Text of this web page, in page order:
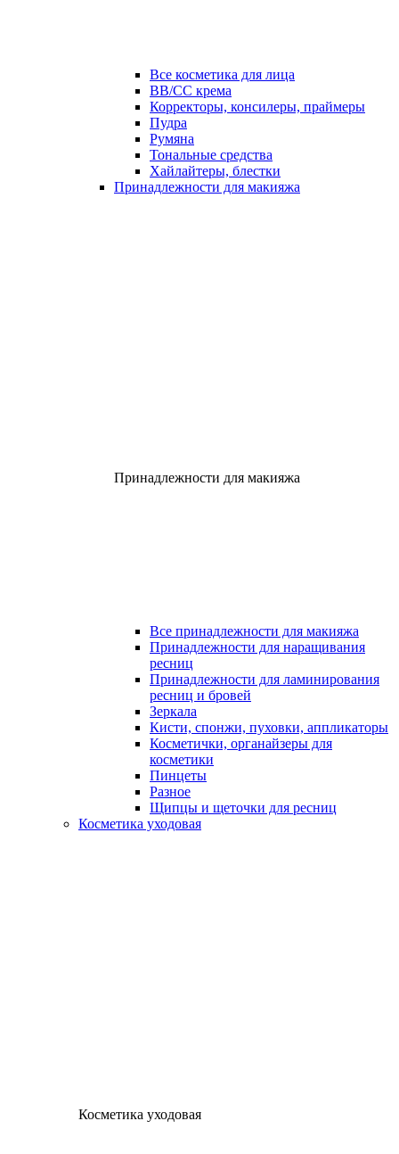
Все косметика для лица
ВВ/СС крема
Корректоры, консилеры, праймеры
Пудра
Румяна
Тональные средства
Хайлайтеры, блестки
Принадлежности для макияжа
Принадлежности для макияжа
Все принадлежности для макияжа
Принадлежности для наращивания
ресниц
Принадлежности для ламинирования
ресниц и бровей
Зеркала
Кисти, спонжи, пуховки, аппликаторы
Косметички, органайзеры для
косметики
Пинцеты
Разное
Щипцы и щеточки для ресниц
Косметика уходовая
Косметика уходовая